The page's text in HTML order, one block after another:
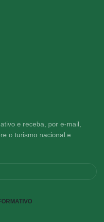
e receba, por e-mail,
o turismo nacional e